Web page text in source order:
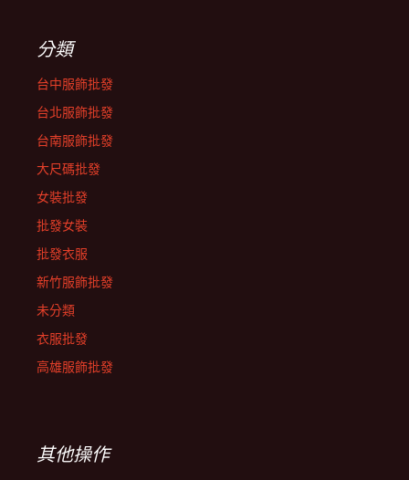
分類
台中服飾批發
台北服飾批發
台南服飾批發
大尺碼批發
女裝批發
批發女裝
批發衣服
新竹服飾批發
未分類
衣服批發
高雄服飾批發
其他操作